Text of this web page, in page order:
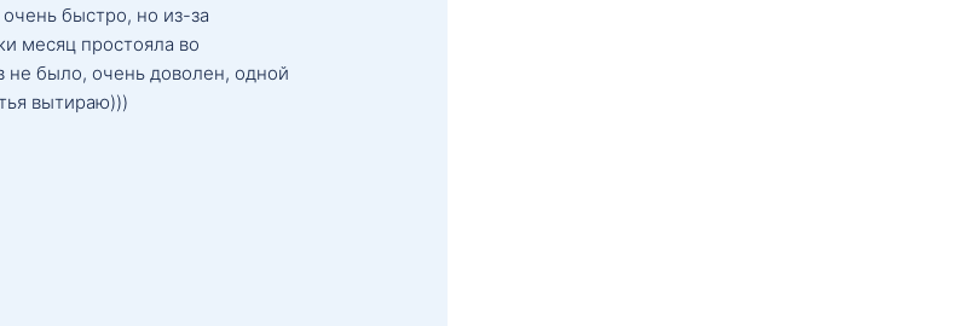
быстро, но из-за
месяц простояла во
не было, очень доволен, одной
вытираю)))